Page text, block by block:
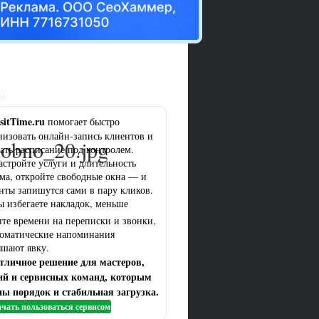
помогает быстро
онлайн-запись клиентов и
расписание под контролем.
услуги и длительность
откройте свободные окна — и
запишутся сами в пару кликов.
избегаете накладок, меньше
времени на переписки и звонки,
напоминания
явку.
решение для мастеров,
и сервисных команд, которым
порядок и стабильная загрузка.
пользоваться сервисом